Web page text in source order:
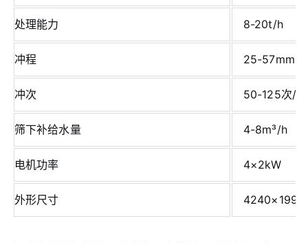
处理能力 8-20t/h
冲程 25-57mm
冲次 50-125次/
筛下补给水量 4-8m³/h
电机功率 4×2kW
外形尺寸